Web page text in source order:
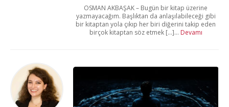
OSMAN AKBAŞAK – Bugün bir kitap üzerine
yazmayacağım. Başlıktan da anlaşılabileceği gibi
bir kitaptan yola çıkıp her biri diğerini takip eden
birçok kitaptan söz etmek [...]... Devamı